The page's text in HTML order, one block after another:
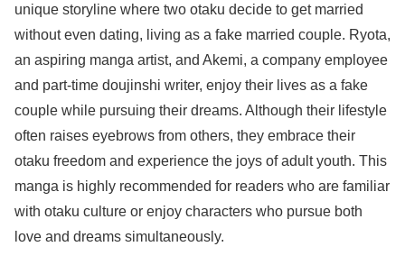
unique storyline where two otaku decide to get married
without even dating, living as a fake married couple. Ryota,
an aspiring manga artist, and Akemi, a company employee
and part-time doujinshi writer, enjoy their lives as a fake
couple while pursuing their dreams. Although their lifestyle
often raises eyebrows from others, they embrace their
otaku freedom and experience the joys of adult youth. This
manga is highly recommended for readers who are familiar
with otaku culture or enjoy characters who pursue both
love and dreams simultaneously.